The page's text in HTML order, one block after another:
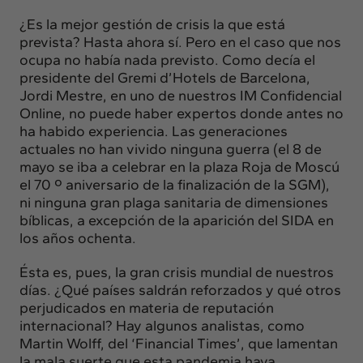
¿Es la mejor gestión de crisis la que está
prevista? Hasta ahora sí. Pero en el caso que nos
ocupa no había nada previsto. Como decía el
presidente del Gremi d’Hotels de Barcelona,
Jordi Mestre, en uno de nuestros IM Confidencial
Online, no puede haber expertos donde antes no
ha habido experiencia. Las generaciones
actuales no han vivido ninguna guerra (el 8 de
mayo se iba a celebrar en la plaza Roja de Moscú
el 70 º aniversario de la finalización de la SGM),
ni ninguna gran plaga sanitaria de dimensiones
bíblicas, a excepción de la aparición del SIDA en
los años ochenta.
Ésta es, pues, la gran crisis mundial de nuestros
días. ¿Qué países saldrán reforzados y qué otros
perjudicados en materia de reputación
internacional? Hay algunos analistas, como
Martin Wolff, del ‘Financial Times’, que lamentan